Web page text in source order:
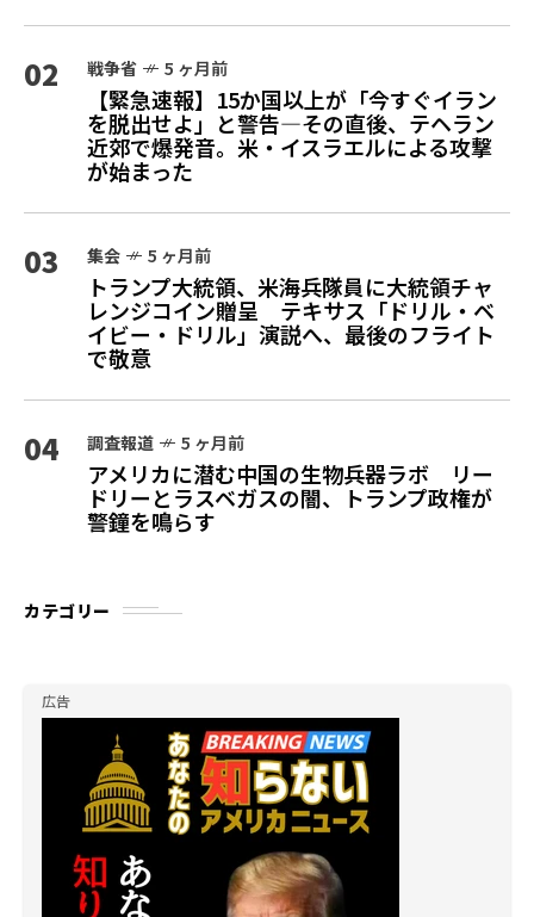
02 戦争省 5 ヶ月前
【緊急速報】15か国以上が「今すぐイラン
を脱出せよ」と警告—その直後、テヘラン
近郊で爆発音。米・イスラエルによる攻撃
が始まった
03 集会 5 ヶ月前
トランプ大統領、米海兵隊員に大統領チャ
レンジコイン贈呈 テキサス「ドリル・ベ
イビー・ドリル」演説へ、最後のフライト
で敬意
04 調査報道 5 ヶ月前
アメリカに潜む中国の生物兵器ラボ リー
ドリーとラスベガスの闇、トランプ政権が
警鐘を鳴らす
カテゴリー
広告